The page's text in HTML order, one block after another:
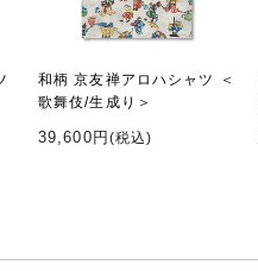
和柄 京友禅アロハシャツ ＜
歌舞伎/生成り＞
39,600円 (税込)